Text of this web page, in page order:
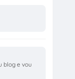
blog e vou